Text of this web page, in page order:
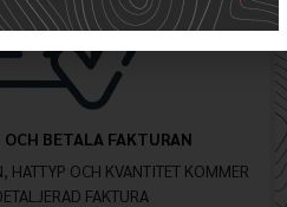
OCH BETALA FAKTURAN
HATTYP OCH KVANTITET KOMMER
FAKTURA